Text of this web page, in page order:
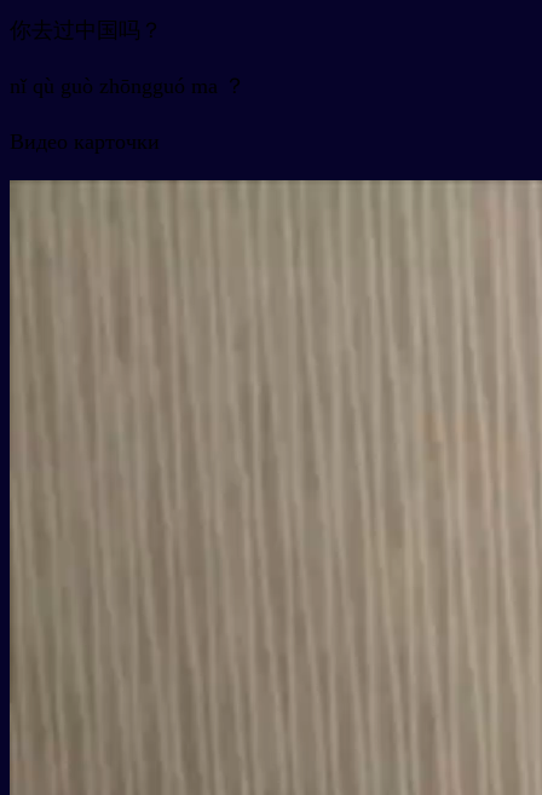
你去过中国吗？
nǐ qù guò zhōngguó ma ？
Видео карточки